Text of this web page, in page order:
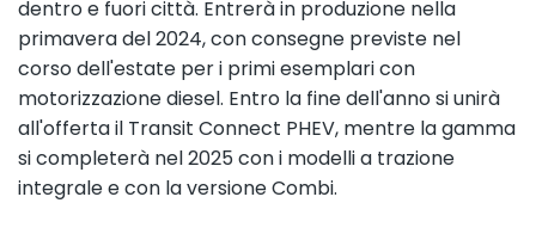
dentro e fuori città. Entrerà in produzione nella
primavera del 2024, con consegne previste nel
corso dell'estate per i primi esemplari con
motorizzazione diesel. Entro la fine dell'anno si unirà
all'offerta il Transit Connect PHEV, mentre la gamma
si completerà nel 2025 con i modelli a trazione
integrale e con la versione Combi.